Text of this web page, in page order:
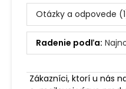
Otázky a odpovede
Radenie podľa:
Zákazníci, ktorí u nás